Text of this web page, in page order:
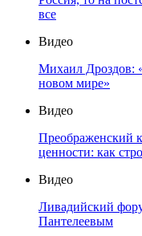
все
Видео
Михаил Дроздов:
новом мире»
Видео
Преображенский
ценности: как
Видео
Ливадийский
Пантелеевым